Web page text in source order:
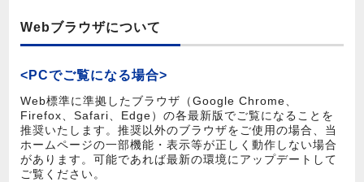
Webブラウザについて
<PCでご覧になる場合>
Web標準に準拠したブラウザ（Google Chrome、
Firefox、Safari、Edge）の各最新版でご覧になることを
推奨いたします。推奨以外のブラウザをご使用の場合、当
ホームページの一部機能・表示等が正しく動作しない場合
があります。可能であれば最新の環境にアップデートして
ご覧ください。